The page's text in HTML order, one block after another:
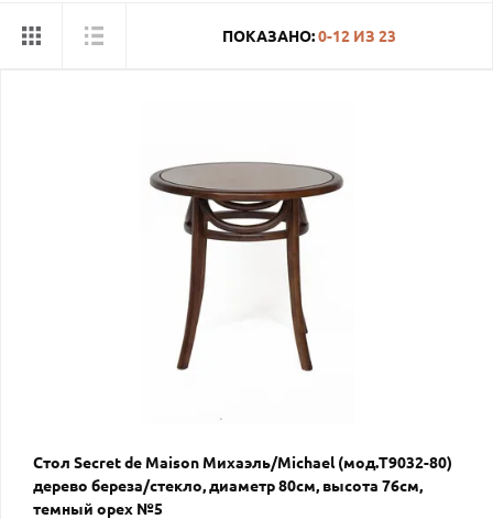
ПОКАЗАНО:0-12ИЗ 23
Стол Secret de Maison Михаэль/Michael (мод.T9032-80)
дерево береза/стекло, диаметр 80см, высота 76см,
темный орех №5